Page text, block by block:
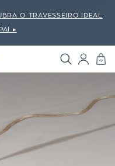
O TRAVESSEIRO IDEAL
▸